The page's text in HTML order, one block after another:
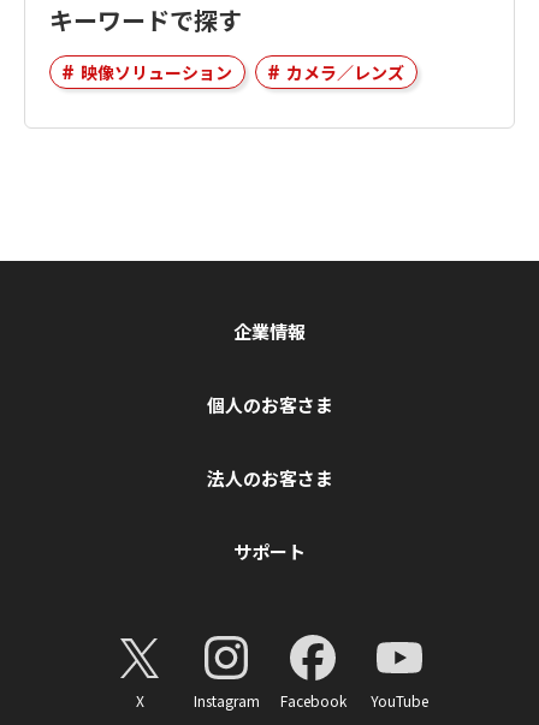
キーワードで探す
映像ソリューション カメラ／レンズ
企業情報
個人のお客さま
法人のお客さま
サポート
X Instagram Facebook YouTube